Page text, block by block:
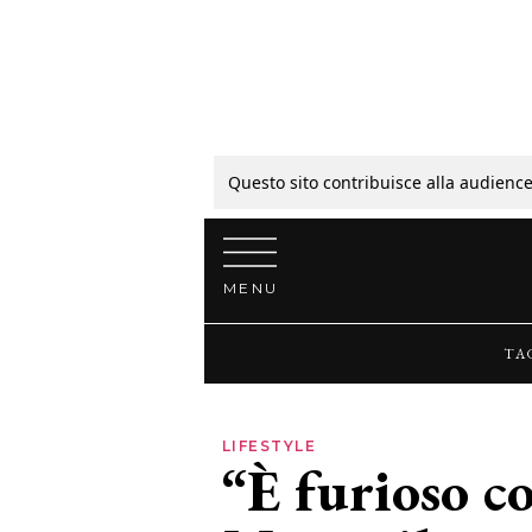
Questo sito contribuisce alla
Vai al contenuto
MENU
LIFESTYLE
“È furioso